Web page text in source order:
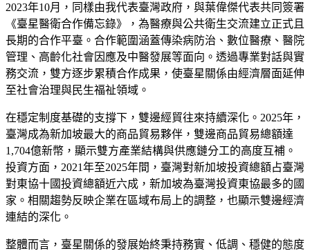
2023年10月，同樣由我代表臺灣政府，與葉偉傑代表共同簽署
《臺星醫衛合作備忘錄》，為醫療與公共衛生交流建立正式且
長期的合作平臺。合作範圍涵蓋傳染病防治、數位醫療、醫院
管理、高齡化社會因應及中醫發展等面向。透過專業對話與實
務交流，雙方逐步累積合作成果，使臺星關係由經濟層面延伸
至社會治理與民生福祉領域。
在穩定制度基礎的支撐下，雙邊經貿往來持續深化。2025年，
臺灣成為新加坡最大的商品貿易夥伴，雙邊商品貿易總額達
1,704億新幣，顯示雙方產業結構與供應鏈分工的高度互補。
投資方面，2021年至2025年間，臺灣對新加坡投資總額占臺灣
對東協十國投資總額近六成，新加坡為臺灣投資東協最多的國
家。相關趨勢反映企業在區域布局上的調整，也顯示雙邊經濟
連結的深化。
整體而言，臺星關係的發展始終秉持務實、低調、穩健的態度